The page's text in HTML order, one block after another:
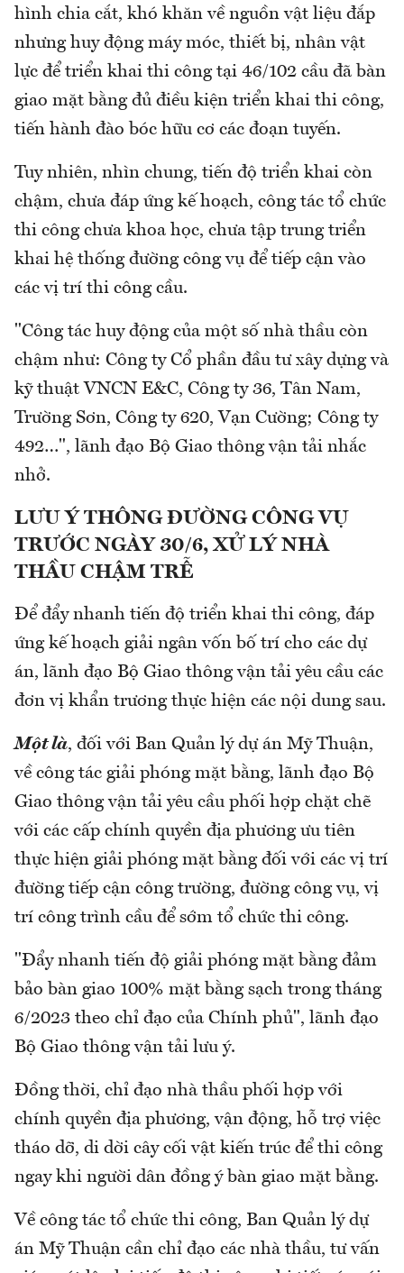
hình chia cắt, khó khăn về nguồn vật liệu đắp
nhưng huy động máy móc, thiết bị, nhân vật
lực để triển khai thi công tại 46/102 cầu đã bàn
giao mặt bằng đủ điều kiện triển khai thi công,
tiến hành đào bóc hữu cơ các đoạn tuyến.
Tuy nhiên, nhìn chung, tiến độ triển khai còn
chậm, chưa đáp ứng kế hoạch, công tác tổ chức
thi công chưa khoa học, chưa tập trung triển
khai hệ thống đường công vụ để tiếp cận vào
các vị trí thi công cầu.
"Công tác huy động của một số nhà thầu còn
chậm như: Công ty Cổ phần đầu tư xây dựng và
kỹ thuật VNCN E&C, Công ty 36, Tân Nam,
Trường Sơn, Công ty 620, Vạn Cường; Công ty
492…", lãnh đạo Bộ Giao thông vận tải nhắc
nhở.
LƯU Ý THÔNG ĐƯỜNG CÔNG VỤ
TRƯỚC NGÀY 30/6, XỬ LÝ NHÀ
THẦU CHẬM TRỄ
Để đẩy nhanh tiến độ triển khai thi công, đáp
ứng kế hoạch giải ngân vốn bố trí cho các dự
án, lãnh đạo Bộ Giao thông vận tải yêu cầu các
đơn vị khẩn trương thực hiện các nội dung sau.
Một là, đối với Ban Quản lý dự án Mỹ Thuận,
về công tác giải phóng mặt bằng, lãnh đạo Bộ
Giao thông vận tải yêu cầu phối hợp chặt chẽ
với các cấp chính quyền địa phương ưu tiên
thực hiện giải phóng mặt bằng đối với các vị trí
đường tiếp cận công trường, đường công vụ, vị
trí công trình cầu để sớm tổ chức thi công.
"Đẩy nhanh tiến độ giải phóng mặt bằng đảm
bảo bàn giao 100% mặt bằng sạch trong tháng
6/2023 theo chỉ đạo của Chính phủ", lãnh đạo
Bộ Giao thông vận tải lưu ý.
Đồng thời, chỉ đạo nhà thầu phối hợp với
chính quyền địa phương, vận động, hỗ trợ việc
tháo dỡ, di dời cây cối vật kiến trúc để thi công
ngay khi người dân đồng ý bàn giao mặt bằng.
Về công tác tổ chức thi công, Ban Quản lý dự
án Mỹ Thuận cần chỉ đạo các nhà thầu, tư vấn